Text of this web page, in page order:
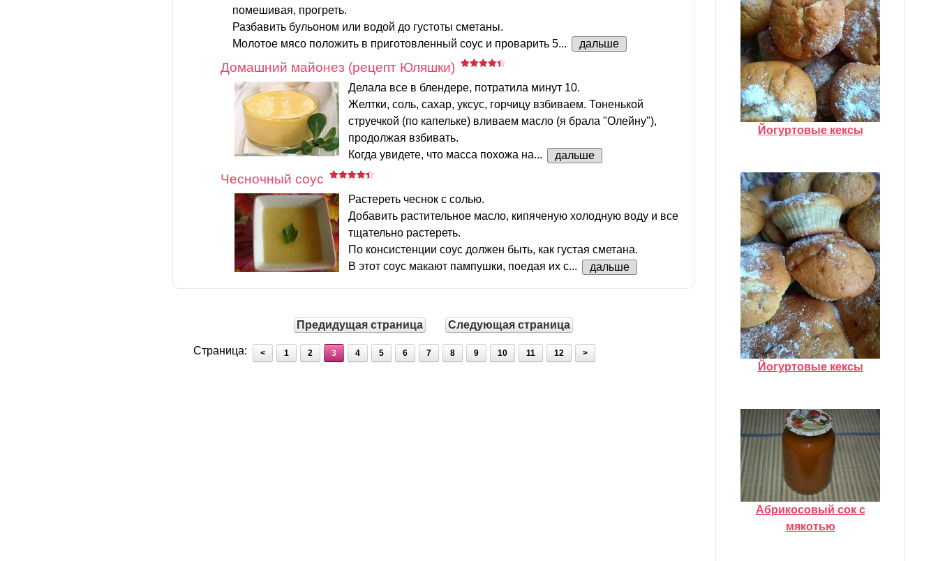
помешивая, прогреть.
Разбавить бульоном или водой до густоты сметаны.
Молотое мясо положить в приготовленный соус и проварить 5...
дальше
Домашний майонез (рецепт Юляшки)
Делала все в блендере, потратила минут 10.
Желтки, соль, сахар, уксус, горчицу взбиваем. Тоненькой
струечкой (по капельке) вливаем масло (я брала "Олейну"),
продолжая взбивать.
Когда увидете, что масса похожа на...
дальше
Чесночный соус
Растереть чеснок с солью.
Добавить растительное масло, кипяченую холодную воду и все
тщательно растереть.
По консистенции соус должен быть, как густая сметана.
В этот соус макают пампушки, поедая их с...
дальше
Предидущая страница Следующая страница
Страница: < 1 2 3 4 5 6 7 8 9 10 11 12 >
Йогуртовые кексы
Йогуртовые кексы
Абрикосовый сок с
мякотью